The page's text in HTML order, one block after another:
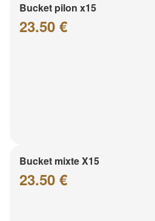
Bucket pilon x15
23.50 €
Bucket mixte X15
23.50 €